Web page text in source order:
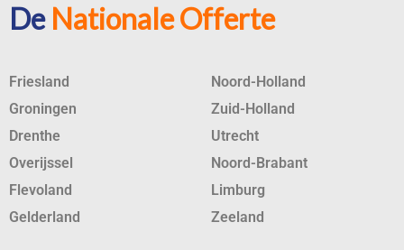
De Nationale Offerte
Friesland
Groningen
Drenthe
Overijssel
Flevoland
Gelderland
Noord-Holland
Zuid-Holland
Utrecht
Noord-Brabant
Limburg
Zeeland